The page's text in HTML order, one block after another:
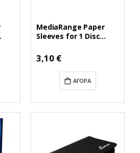
MediaRange Paper
Sleeves for 1 Disc
(MRBOX66)
3,10 €
ΑΓΟΡΆ